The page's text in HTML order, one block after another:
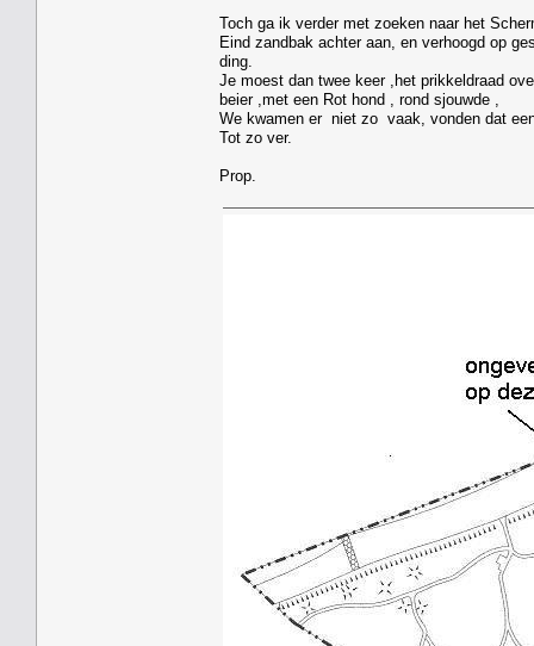
Toch ga ik verder met zoeken naar het
Eind zandbak achter aan, en verhoogd op
ding.
Je moest dan twee keer ,het prikkeldraad
beier ,met een Rot hond , rond sjouwde ,
We kwamen er niet zo vaak, vonden dat
Tot zo ver.
Prop.